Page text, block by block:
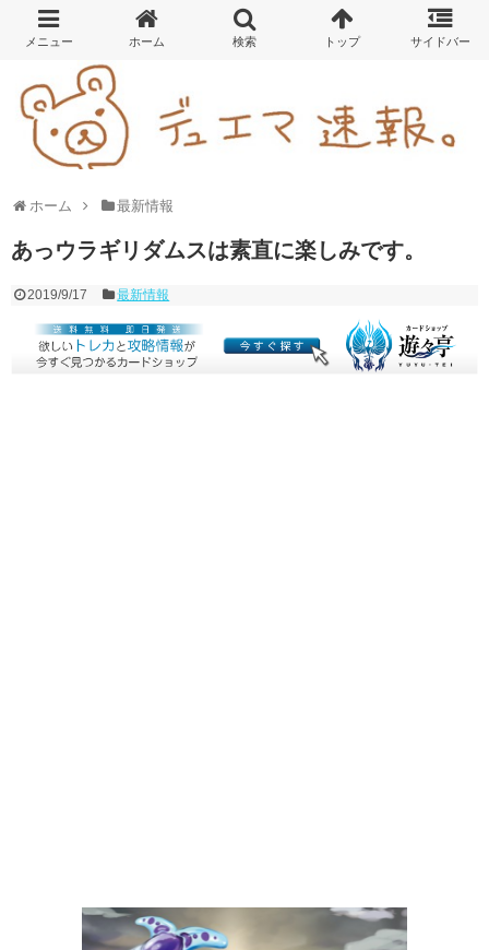
ホーム 最新情報
あっウラギリダムスは素直に楽しみです。
2019/9/17 最新情報